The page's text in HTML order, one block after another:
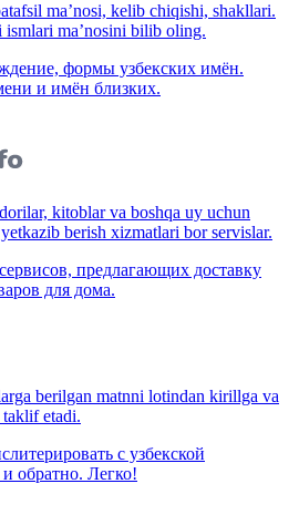
ma’nosi, kelib chiqishi, shakllari.
ma’nosini bilib oling.
формы узбекских имён.
и имён близких.
kitoblar va boshqa uy uchun
berish xizmatlari bor servislar.
предлагающих доставку
для дома.
berilgan matnni lotindan kirillga va
etadi.
с узбекской
обратно. Легко!